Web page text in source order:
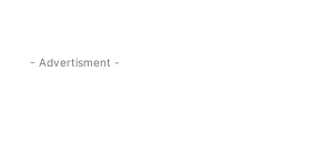
- Advertisment -